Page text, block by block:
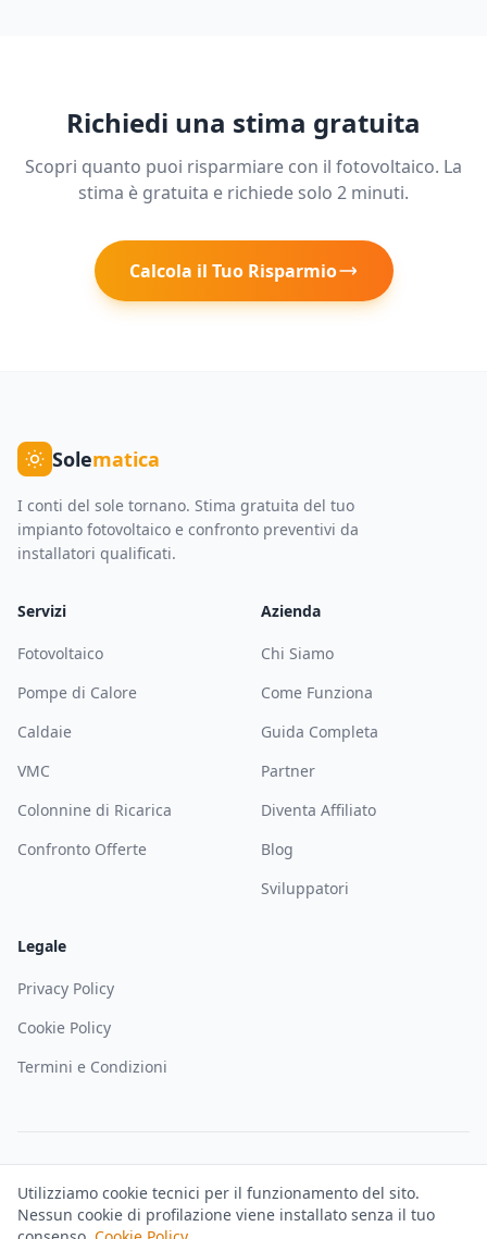
Richiedi una stima gratuita
Scopri quanto puoi risparmiare con il fotovoltaico. La
stima è gratuita e richiede solo 2 minuti.
Calcola il Tuo Risparmio
Solematica
I conti del sole tornano. Stima gratuita del tuo
impianto fotovoltaico e confronto preventivi da
installatori qualificati.
Servizi
Fotovoltaico
Pompe di Calore
Caldaie
VMC
Colonnine di Ricarica
Confronto Offerte
Azienda
Chi Siamo
Come Funziona
Guida Completa
Partner
Diventa Affiliato
Blog
Sviluppatori
Legale
Privacy Policy
Cookie Policy
Termini e Condizioni
IT02927680344
Trustpilot
GDPR Compliant
Utilizziamo cookie tecnici per il funzionamento del sito.
Nessun cookie di profilazione viene installato senza il tuo